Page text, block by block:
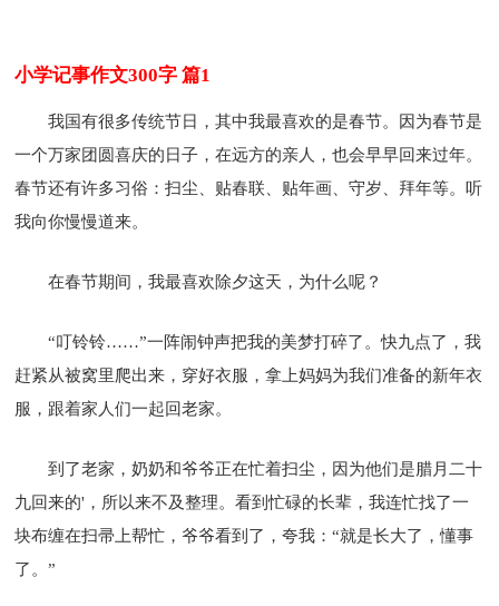
小学记事作文300字 篇1
我国有很多传统节日，其中我最喜欢的是春节。因为春节是
一个万家团圆喜庆的日子，在远方的亲人，也会早早回来过年。
春节还有许多习俗：扫尘、贴春联、贴年画、守岁、拜年等。听
我向你慢慢道来。
在春节期间，我最喜欢除夕这天，为什么呢？
“叮铃铃……”一阵闹钟声把我的美梦打碎了。快九点了，我
赶紧从被窝里爬出来，穿好衣服，拿上妈妈为我们准备的新年衣
服，跟着家人们一起回老家。
到了老家，奶奶和爷爷正在忙着扫尘，因为他们是腊月二十
九回来的'，所以来不及整理。看到忙碌的长辈，我连忙找了一
块布缠在扫帚上帮忙，爷爷看到了，夸我：“就是长大了，懂事
了。”